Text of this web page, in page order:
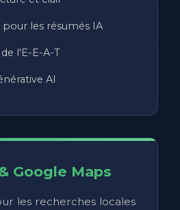
les résumés IA
l'E-E-A-T
AI
Google Maps
les recherches locales